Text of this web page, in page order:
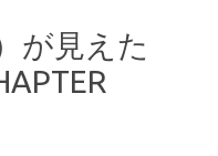
が見えた